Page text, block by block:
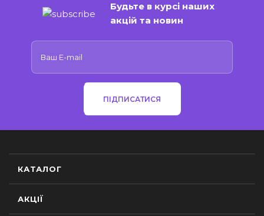
Будьте в курсі наших
акцій та новин
ПІДПИСАТИСЯ
КАТАЛОГ
АКЦІЇ